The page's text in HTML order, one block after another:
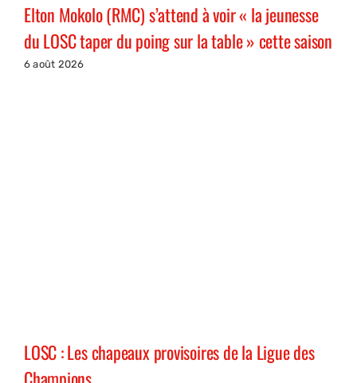
Elton Mokolo (RMC) s’attend à voir « la jeunesse
du LOSC taper du poing sur la table » cette saison
6 août 2026
LOSC : Les chapeaux provisoires de la Ligue des